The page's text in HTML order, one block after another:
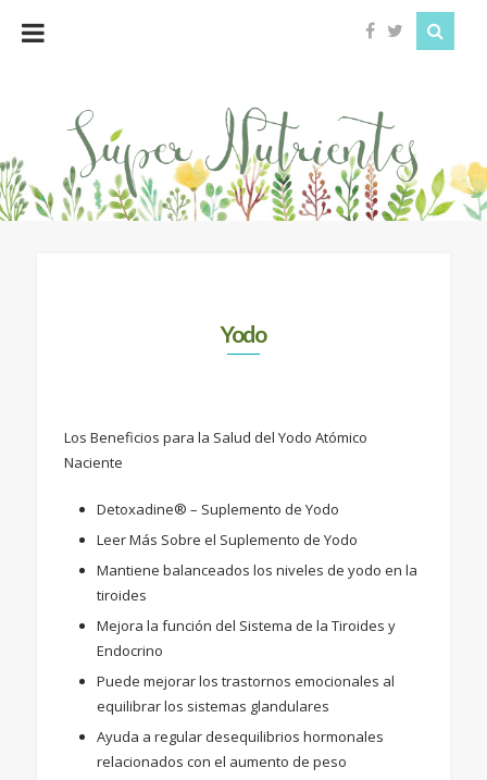
Super
Nutrientes
Yodo
Los Beneficios para la Salud del Yodo Atómico
Naciente
Detoxadine® – Suplemento de Yodo
Leer Más Sobre el Suplemento de Yodo
Mantiene balanceados los niveles de yodo en la
tiroides
Mejora la función del Sistema de la Tiroides y
Endocrino
Puede mejorar los trastornos emocionales al
equilibrar los sistemas glandulares
Ayuda a regular desequilibrios hormonales
relacionados con el aumento de peso